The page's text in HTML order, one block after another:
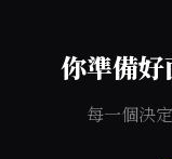
你準備好
每一個決